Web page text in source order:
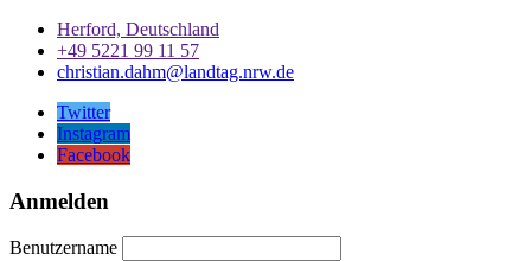
Herford, Deutschland
+49 5221 99 11 57
christian.dahm@landtag.nrw.de
Twitter
Instagram
Facebook
Anmelden
Benutzername